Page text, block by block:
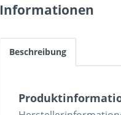
Informationen
Beschreibung